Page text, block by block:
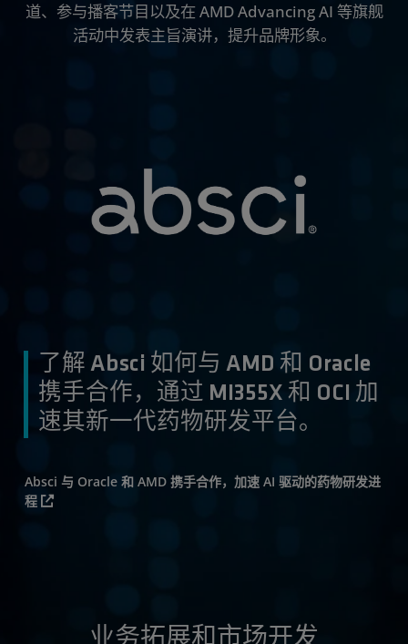
道、参与播客节目以及在 AMD Advancing AI 等旗舰
活动中发表主旨演讲，提升品牌形象。
了解 Absci 如何与 AMD 和 Oracle
携手合作，通过 MI355X 和 OCI 加
速其新一代药物研发平台。
Absci 与 Oracle 和 AMD 携手合作，加速 AI 驱动的药物研发进
程